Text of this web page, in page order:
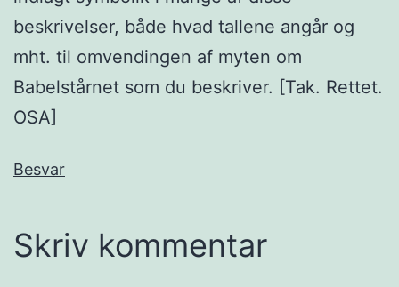
beskrivelser, både hvad tallene angår og
mht. til omvendingen af myten om
Babelstårnet som du beskriver. [Tak. Rettet.
OSA]
Besvar
Skriv kommentar